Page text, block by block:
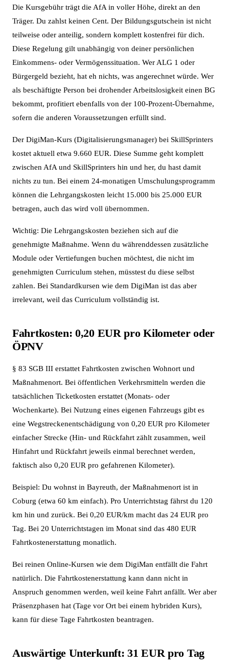
Die Kursgebühr trägt die AfA in voller Höhe, direkt an den
Träger. Du zahlst keinen Cent. Der Bildungsgutschein ist nicht
teilweise oder anteilig, sondern komplett kostenfrei für dich.
Diese Regelung gilt unabhängig von deiner persönlichen
Einkommens- oder Vermögenssituation. Wer ALG 1 oder
Bürgergeld bezieht, hat eh nichts, was angerechnet würde. Wer
als beschäftigte Person bei drohender Arbeitslosigkeit einen BG
bekommt, profitiert ebenfalls von der 100-Prozent-Übernahme,
sofern die anderen Voraussetzungen erfüllt sind.
Der DigiMan-Kurs (Digitalisierungsmanager) bei SkillSprinters
kostet aktuell etwa 9.660 EUR. Diese Summe geht komplett
zwischen AfA und SkillSprinters hin und her, du hast damit
nichts zu tun. Bei einem 24-monatigen Umschulungsprogramm
können die Lehrgangskosten leicht 15.000 bis 25.000 EUR
betragen, auch das wird voll übernommen.
Wichtig: Die Lehrgangskosten beziehen sich auf die
genehmigte Maßnahme. Wenn du währenddessen zusätzliche
Module oder Vertiefungen buchen möchtest, die nicht im
genehmigten Curriculum stehen, müsstest du diese selbst
zahlen. Bei Standardkursen wie dem DigiMan ist das aber
irrelevant, weil das Curriculum vollständig ist.
Fahrtkosten: 0,20 EUR pro Kilometer oder
ÖPNV
§ 83 SGB III erstattet Fahrtkosten zwischen Wohnort und
Maßnahmenort. Bei öffentlichen Verkehrsmitteln werden die
tatsächlichen Ticketkosten erstattet (Monats- oder
Wochenkarte). Bei Nutzung eines eigenen Fahrzeugs gibt es
eine Wegstreckenentschädigung von 0,20 EUR pro Kilometer
einfacher Strecke (Hin- und Rückfahrt zählt zusammen, weil
Hinfahrt und Rückfahrt jeweils einmal berechnet werden,
faktisch also 0,20 EUR pro gefahrenen Kilometer).
Beispiel: Du wohnst in Bayreuth, der Maßnahmenort ist in
Coburg (etwa 60 km einfach). Pro Unterrichtstag fährst du 120
km hin und zurück. Bei 0,20 EUR/km macht das 24 EUR pro
Tag. Bei 20 Unterrichtstagen im Monat sind das 480 EUR
Fahrtkostenerstattung monatlich.
Bei reinen Online-Kursen wie dem DigiMan entfällt die Fahrt
natürlich. Die Fahrtkostenerstattung kann dann nicht in
Anspruch genommen werden, weil keine Fahrt anfällt. Wer aber
Präsenzphasen hat (Tage vor Ort bei einem hybriden Kurs),
kann für diese Tage Fahrtkosten beantragen.
Auswärtige Unterkunft: 31 EUR pro Tag